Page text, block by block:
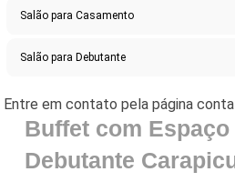
Salão para Casamento
Salão para Debutante
Buffet com Espaço
Debutante